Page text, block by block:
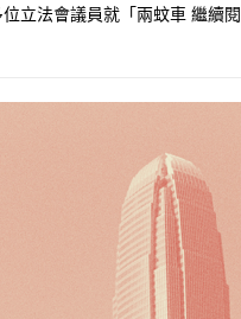
立法會議員就「兩蚊車 繼續閱